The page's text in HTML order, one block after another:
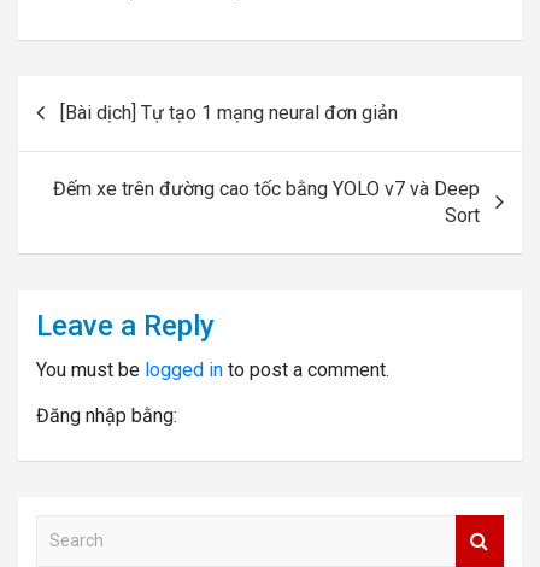
navigation
[Bài dịch] Tự tạo 1 mạng neural đơn giản
Đếm xe trên đường cao tốc bằng YOLO v7 và Deep
Sort
Leave a Reply
You must be logged in to post a comment.
Đăng nhập bằng: